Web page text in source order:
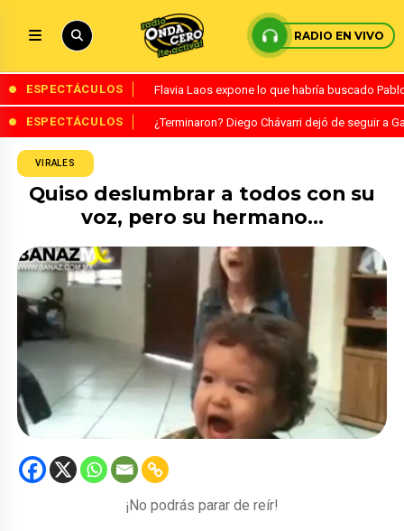
RADIO EN VIVO
ESPECTÁCULOS Flavia Laos expone lo que habría buscado
ESPECTÁCULOS ¿Terminaron? Diego Chávarri dejó de seguir a
VIRALES
Quiso deslumbrar a todos con su
voz, pero su hermano…
¡No podrás parar de reír!